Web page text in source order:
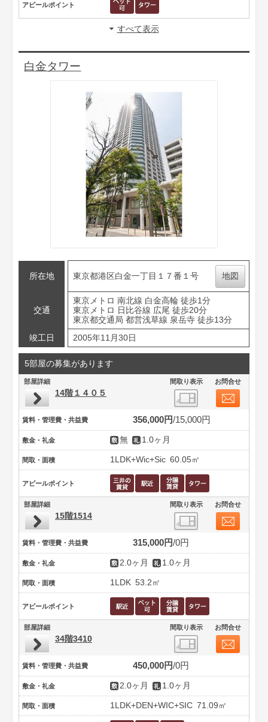
アピールポイント
すべて表示
白金タワー
所在地 東京都港区白金一丁目１７番１号 地図
交通
東京メトロ 南北線 白金高輪 徒歩1分
東京メトロ 日比谷線 広尾 徒歩20分
東京都交通局 都営浅草線 泉岳寺 徒歩13分
竣工日
2005年11月30日
5部屋の募集があります
部屋詳細 間取り表示 お問合せ
14階１４０５
賃料・管理費・共益費 356,000円 15,000円
敷金・礼金 無 1.0ヶ月
間取・面積 1LDK+Wic+Sic 60.05㎡
アピールポイント
部屋詳細 間取り表示 お問合せ
15階1514
賃料・管理費・共益費 315,000円 0円
敷金・礼金 2.0ヶ月 1.0ヶ月
間取・面積 1LDK 53.2㎡
アピールポイント
部屋詳細 間取り表示 お問合せ
34階3410
賃料・管理費・共益費 450,000円 0円
敷金・礼金 2.0ヶ月 1.0ヶ月
間取・面積 1LDK+DEN+WIC+SIC 71.09㎡